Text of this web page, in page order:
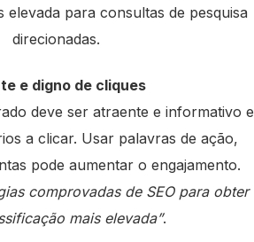
elevada para consultas de pesquisa
direcionadas.
e digno de cliques
deve ser atraente e informativo e
a clicar. Usar palavras de ação,
pode aumentar o engajamento.
comprovadas de SEO para obter
mais elevada”.